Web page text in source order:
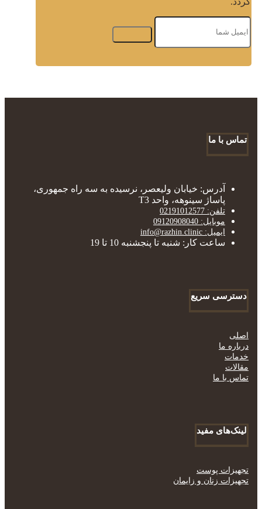
تماس با ما
آدرس: خیابان ولیعصر، نرسیده به سه راه جمهوری،
پاساژ سینوهه، واحد T3
تلفن: 02191012577
موبایل: 09120908040
ایمیل: info@razhin.clinic
ساعت کار: شنبه تا پنجشنبه 10 تا 19
دسترسی سریع
اصلی
درباره ما
خدمات
مقالات
تماس با ما
لینک‌های مفید
تجهیزات پوست
تجهیزات زنان و زایمان